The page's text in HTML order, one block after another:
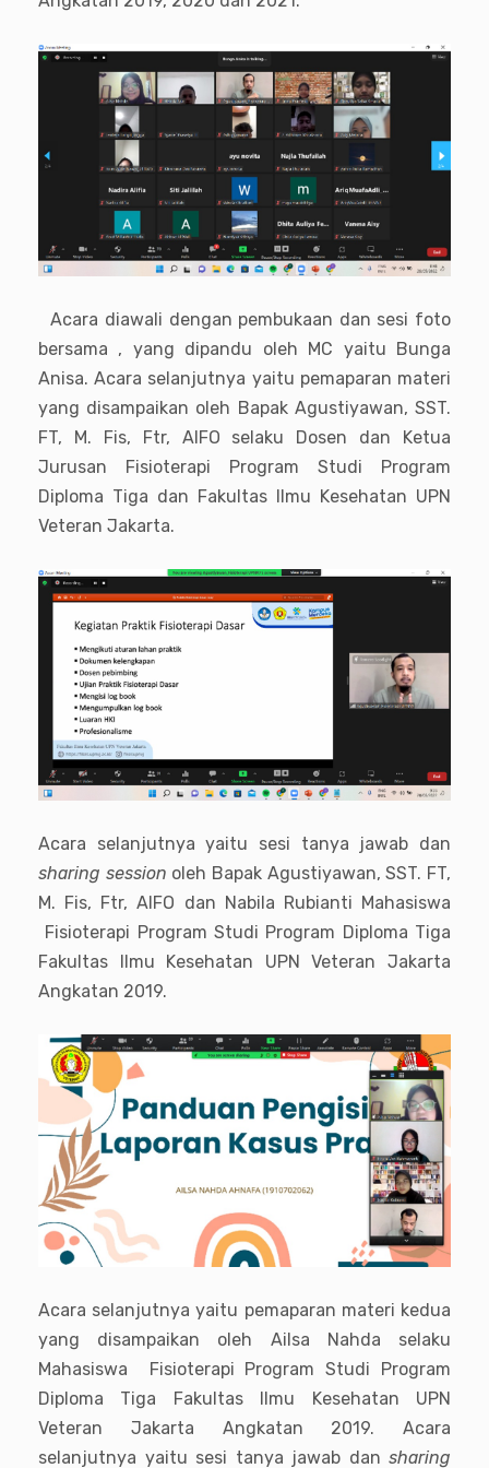
Acara diawali dengan pembukaan dan sesi foto
bersama , yang dipandu oleh MC yaitu Bunga
Anisa. Acara selanjutnya yaitu pemaparan materi
yang disampaikan oleh Bapak Agustiyawan, SST.
FT, M. Fis, Ftr, AIFO selaku Dosen dan Ketua
Jurusan Fisioterapi Program Studi Program
Diploma Tiga dan Fakultas Ilmu Kesehatan UPN
Veteran Jakarta.
Acara selanjutnya yaitu sesi tanya jawab dan
sharing session oleh Bapak Agustiyawan, SST. FT,
M. Fis, Ftr, AIFO dan Nabila Rubianti Mahasiswa
Fisioterapi Program Studi Program Diploma Tiga
Fakultas Ilmu Kesehatan UPN Veteran Jakarta
Angkatan 2019.
Acara selanjutnya yaitu pemaparan materi kedua
yang disampaikan oleh Ailsa Nahda selaku
Mahasiswa Fisioterapi Program Studi Program
Diploma Tiga Fakultas Ilmu Kesehatan UPN
Veteran Jakarta Angkatan 2019. Acara
selanjutnya yaitu sesi tanya jawab dan sharing